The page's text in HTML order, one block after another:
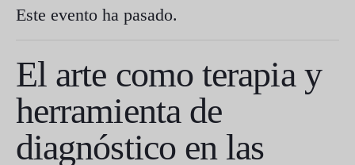
Este evento ha pasado.
El arte como terapia y
herramienta de
diagnóstico en las